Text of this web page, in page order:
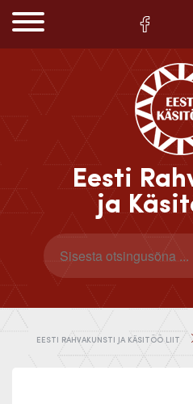
Eesti
ja
EESTI RAHVAKUNSTI JA KÄSITÖÖ LIIT